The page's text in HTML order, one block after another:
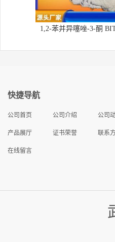
1,2-苯并异噻唑-3-酮
快捷导航
公司首页 公司介绍 公司
产品展厅 证书荣誉 联系
在线留言